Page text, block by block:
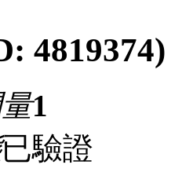
4819374)
1
已驗證